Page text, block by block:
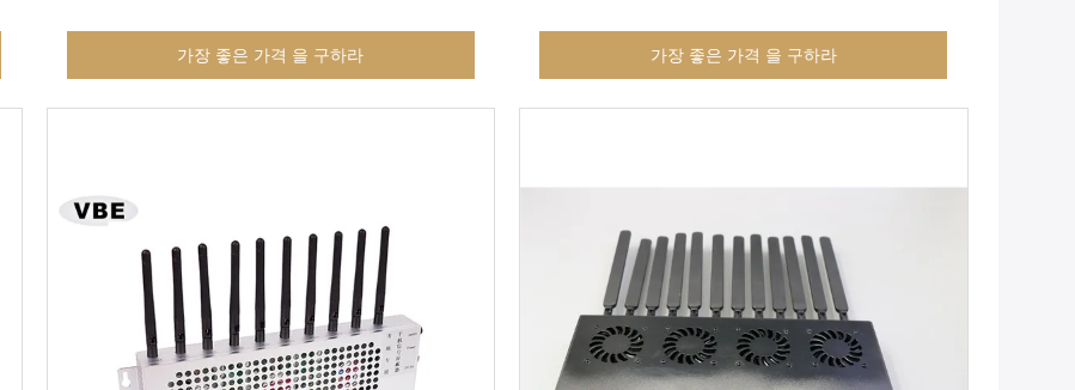
가장 좋은 가격 을 구하라 가장 좋은 가격 을 구하라